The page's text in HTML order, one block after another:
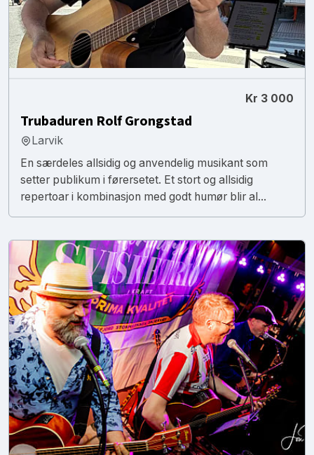
Kr 3 000
Trubaduren Rolf Grongstad
Larvik
En særdeles allsidig og anvendelig musikant som
setter publikum i førersetet. Et stort og allsidig
repertoar i kombinasjon med godt humør blir al...